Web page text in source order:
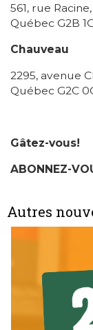
561, rue Racine,
Québec G2B
Chauveau
2295, avenue
Québec G2C
Gâtez-vous!
ABONNEZ-
Autres